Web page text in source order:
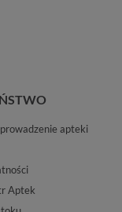
apteki
Aptek